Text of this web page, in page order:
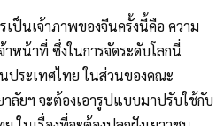
ป็นเจ้าภาพของจีนครั้งนี้คือ ความ
าหน้าที่ ซึ่งในการจัดระดับโลกนี่
ประเทศไทย ในส่วนของคณะ
ลัยฯ จะต้องเอารูปแบบมาปรับใช้กับ